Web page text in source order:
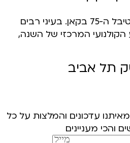
גיליון זה מוקדש כולו לפסטיבל ה-75 בקאן. בעיני רבים
המרכזי של השנה,
עדכונים והמלצות על כל
והכי מעניינים